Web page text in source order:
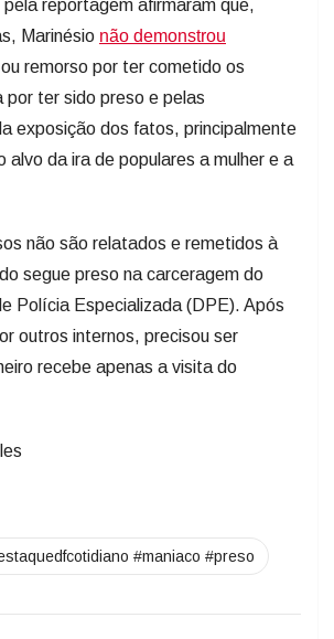
pela reportagem afirmaram que,
Marinésio não demonstrou
ou remorso por ter cometido os
por ter sido preso e pelas
exposição dos fatos, principalmente
alvo da ira de populares a mulher e a
não são relatados e remetidos à
segue preso na carceragem do
Polícia Especializada (DPE). Após
outros internos, precisou ser
recebe apenas a visita do
#maniaco #preso